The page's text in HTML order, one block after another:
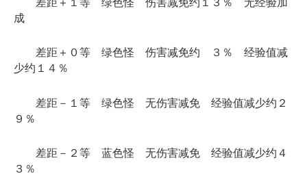
差距＋１等 绿色怪 伤害减免约１３％ 无经验加
成
差距＋０等 绿色怪 伤害减免约 ３％ 经验值减
少约１４％
差距－１等 绿色怪 无伤害减免 经验值减少约２
９％
差距－２等 蓝色怪 无伤害减免 经验值减少约４
３％